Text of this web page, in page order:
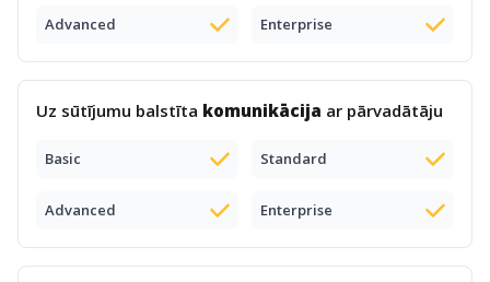
Advanced Enterprise
Uz sūtījumu balstīta komunikācija ar pārvadātāju
Basic Standard
Advanced Enterprise